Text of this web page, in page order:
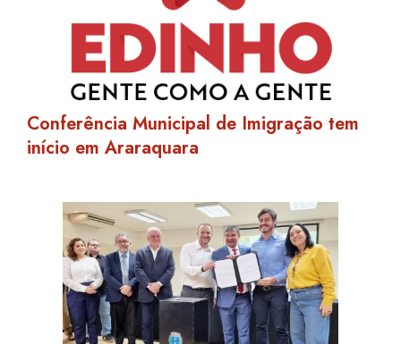
Conferência Municipal de Imigração tem
início em Araraquara